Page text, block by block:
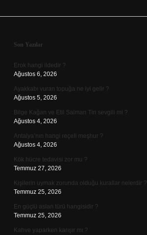
Sidebar
Son Yazılar
Erok hangi ildedir ?
Ağustos 6, 2026
Ayakkabı vuran topuğa ne iyi gelir ?
Ağustos 5, 2026
Bilge Kağan ve Etil Salman Tin sevgili mi ?
Ağustos 4, 2026
Antalya’nın hangi reçeli meşhur ?
Ağustos 4, 2026
Kök hücre tedavisi zor mu ?
Temmuz 27, 2026
Kişilerin uymak zorunda olduğu kurallar nelerdir ?
Temmuz 25, 2026
En güçlü aslan türü hangisidir ?
Temmuz 25, 2026
Kahve yaparken karışır mı ?